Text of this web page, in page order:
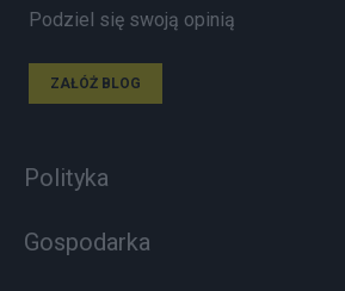
Podziel się swoją opinią
ZAŁÓŻ BLOG
Polityka
Gospodarka